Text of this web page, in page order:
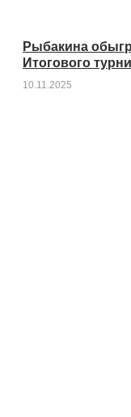
Рыбакина
Итогового
10.11.2025